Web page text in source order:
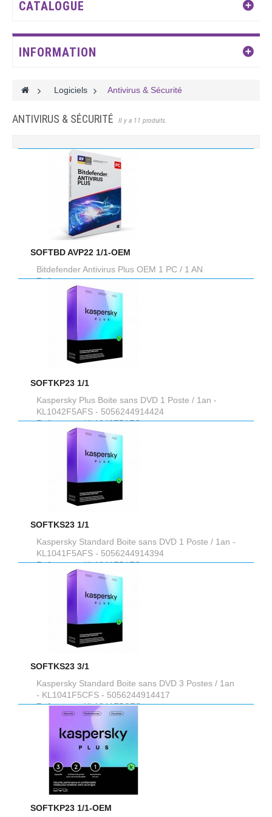
CATALOGUE
INFORMATION
> Logiciels > Antivirus & Sécurité
ANTIVIRUS & SÉCURITÉ Il y a 11 produits.
SOFTBD AVP22 1/1-OEM
Bitdefender Antivirus Plus OEM 1 PC / 1 AN
Reference :
SOFTKP23 1/1
Kaspersky Plus Boite sans DVD 1 Poste / 1an -
KL1042F5AFS - 5056244914424
Reference :KL1042F5AFS
SOFTKS23 1/1
Kaspersky Standard Boite sans DVD 1 Poste / 1an -
KL1041F5AFS - 5056244914394
Reference :KL1041F5AFS
SOFTKS23 3/1
Kaspersky Standard Boite sans DVD 3 Postes / 1an
- KL1041F5CFS - 5056244914417
Reference :KL1041F5CFS
SOFTKP23 1/1-OEM